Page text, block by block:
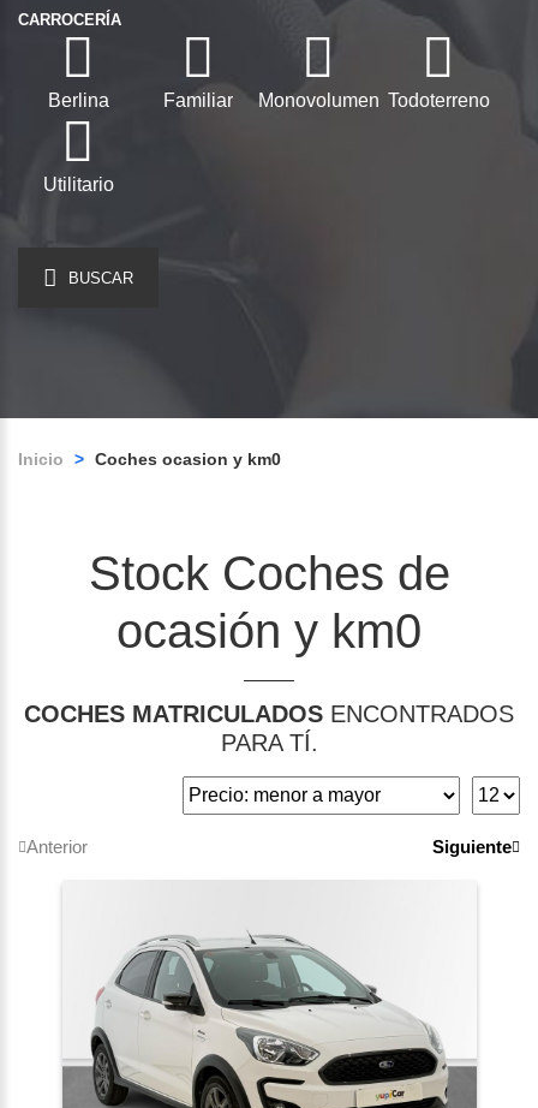
CARROCERÍA
Berlina Familiar Monovolumen Todoterreno
Utilitario
BUSCAR
Inicio > Coches ocasion y km0
Stock Coches de
ocasión y km0
COCHES MATRICULADOS ENCONTRADOS
PARA TÍ.
Anterior Siguiente